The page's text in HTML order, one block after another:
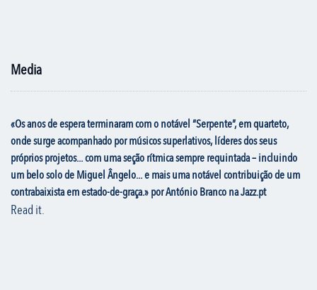
Media
«Os anos de espera terminaram com o notável “Serpente”, em quarteto,
onde surge acompanhado por músicos superlativos, líderes dos seus
próprios projetos... com uma seção rítmica sempre requintada – incluindo
um belo solo de Miguel Ângelo... e mais uma notável contribuição de um
contrabaixista em estado-de-graça.» por António Branco na Jazz.pt
Read it.